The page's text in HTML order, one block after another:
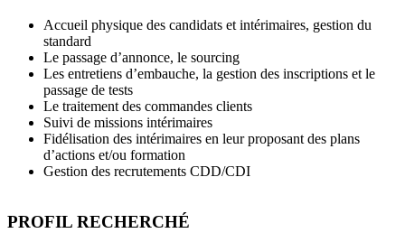
Accueil physique des candidats et intérimaires, gestion du
standard
Le passage d’annonce, le sourcing
Les entretiens d’embauche, la gestion des inscriptions et le
passage de tests
Le traitement des commandes clients
Suivi de missions intérimaires
Fidélisation des intérimaires en leur proposant des plans
d’actions et/ou formation
Gestion des recrutements CDD/CDI
PROFIL RECHERCHÉ